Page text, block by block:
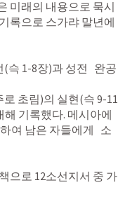
미래의 내용으로 묵시
록으로 스가랴 말년에
(
슥 1-8장)과 성전   완공
초림)의 실현(
슥 9-11
해 기록했다. 메시아에
여 남은 자들에게   소